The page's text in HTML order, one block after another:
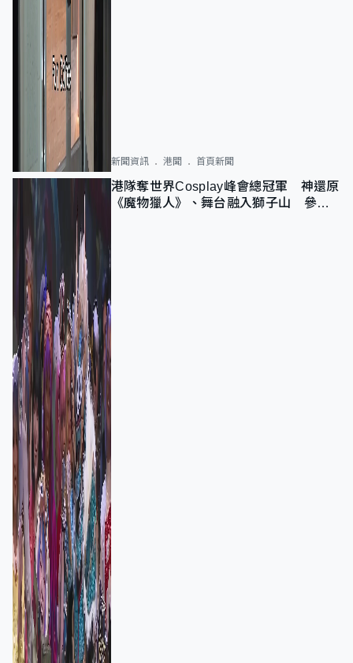
新聞資訊 港聞 首頁新聞
港隊奪世界Cosplay峰會總冠軍 神還原
《魔物獵人》、舞台融入獅子山 參賽